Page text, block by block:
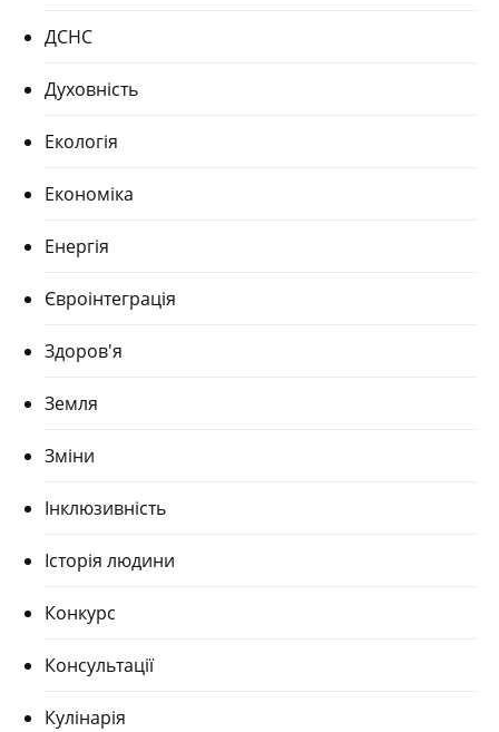
ДСНС
Духовність
Екологія
Економіка
Енергія
Євроінтеграція
Здоров'я
Земля
Зміни
Інклюзивність
Історія людини
Конкурс
Консультації
Кулінарія